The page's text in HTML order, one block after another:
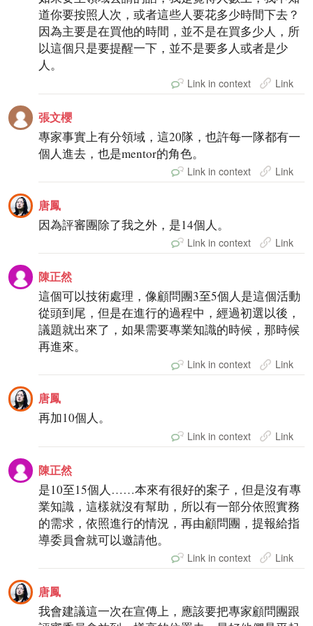
道你要按照人次，或者這些人要花多少時間下去？
因為主要是在買他的時間，並不是在買多少人，所
以這個只是要提醒一下，並不是要多人或者是少
人。
Link in context Link
張文櫻
專家事實上有分領域，這20隊，也許每一隊都有一
個人進去，也是mentor的角色。
Link in context Link
唐鳳
因為評審團除了我之外，是14個人。
Link in context Link
陳正然
這個可以技術處理，像顧問團3至5個人是這個活動
從頭到尾，但是在進行的過程中，經過初選以後，
議題就出來了，如果需要專業知識的時候，那時候
再進來。
Link in context Link
唐鳳
再加10個人。
Link in context Link
陳正然
是10至15個人……本來有很好的案子，但是沒有專
業知識，這樣就沒有幫助，所以有一部分依照實務
的需求，依照進行的情況，再由顧問團，提報給指
導委員會就可以邀請他。
Link in context Link
唐鳳
我會建議這一次在宣傳上，應該要把專家顧問團跟